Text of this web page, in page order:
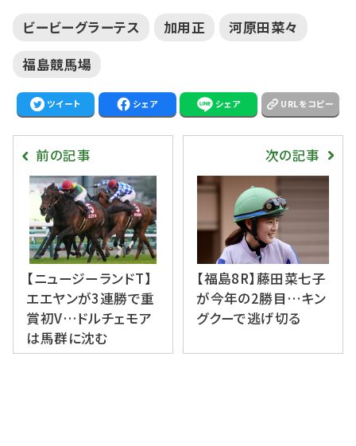
河原田菜々騎...
ビービーグラーテス 加用正
河原田菜々
福島競馬場
ツイート シェア シェア URLをコピー
前の記事
【ニュージーランドT】
エエヤンが3連勝で重
賞初V…ドルチェモア
は馬群に沈む
次の記事
【福島8R】藤田菜七子
が今年の2勝目…キン
グクーで逃げ切る